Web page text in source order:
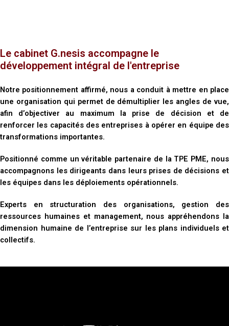
Le cabinet G.nesis accompagne le
développement intégral de l'entreprise
Notre positionnement affirmé, nous a conduit à mettre en place
une organisation qui permet de démultiplier les angles de vue,
afin d’objectiver au maximum la prise de décision et de
renforcer les capacités des entreprises à opérer en équipe des
transformations importantes.
Positionné comme un véritable partenaire de la TPE PME, nous
accompagnons les dirigeants dans leurs prises de décisions et
les équipes dans les déploiements opérationnels.
Experts en structuration des organisations, gestion des
ressources humaines et management, nous appréhendons la
dimension humaine de l’entreprise sur les plans individuels et
collectifs.